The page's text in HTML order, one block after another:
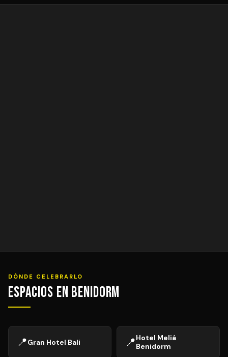
DÓNDE CELEBRARLO
Espacios en Benidorm
📍Gran Hotel Bali 📍Hotel Meliá
Benidorm